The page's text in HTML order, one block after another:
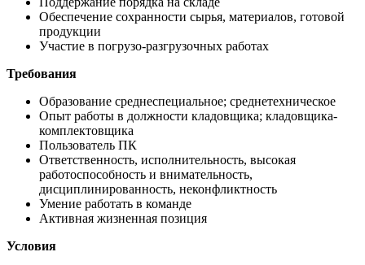
Обеспечение сохранности сырья, материалов, готовой
продукции
Участие в погрузо-разгрузочных работах
Требования
Образование среднеспециальное; среднетехническое
Опыт работы в должности кладовщика; кладовщика-
комплектовщика
Пользователь ПК
Ответственность, исполнительность, высокая
работоспособность и внимательность,
дисциплинированность, неконфликтность
Умение работать в команде
Активная жизненная позиция
Условия